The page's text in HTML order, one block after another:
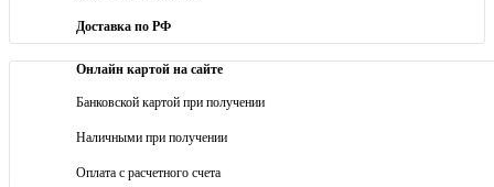
Доставка по РФ
Онлайн картой на сайте
Банковской картой при получении
Наличными при получении
Оплата с расчетного счета